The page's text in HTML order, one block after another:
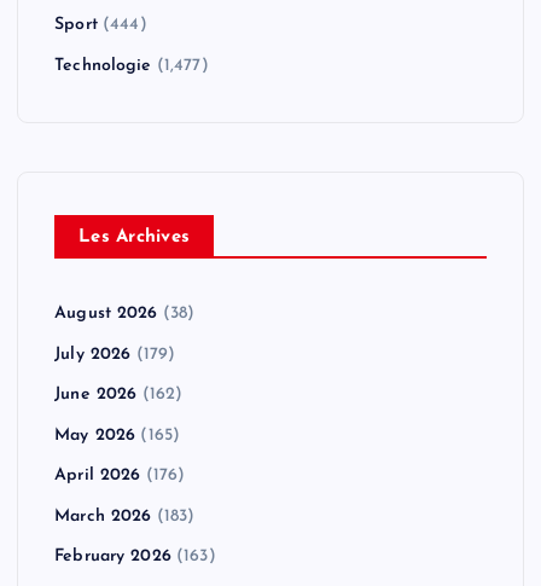
Sport(444)
Technologie (1,477)
Les Archives
August 2026 (38)
July 2026 (179)
June 2026 (162)
May 2026 (165)
April 2026 (176)
March 2026 (183)
February 2026(163)